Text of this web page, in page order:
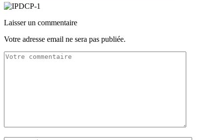
Laisser un commentaire
Votre adresse email ne sera pas publiée.